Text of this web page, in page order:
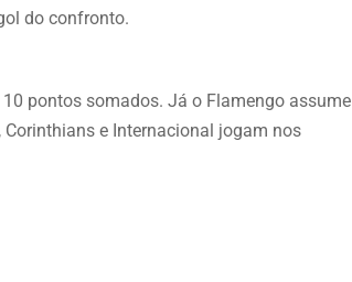
do confronto.
pontos somados. Já o Flamengo assume
e Internacional jogam nos